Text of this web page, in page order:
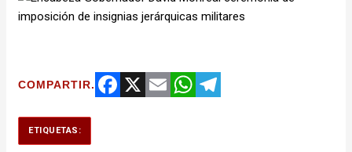
COMPARTIR.
ETIQUETAS: